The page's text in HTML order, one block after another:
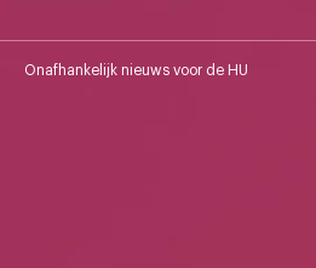
Onafhankelijk nieuws voor de HU